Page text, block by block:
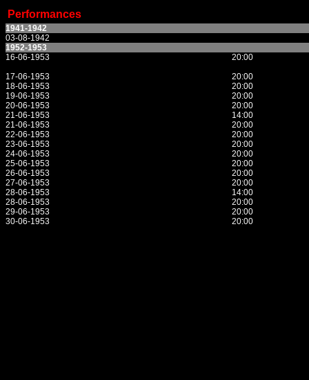
Performances
1941-1942
03-08-1942
1952-1953
16-06-1953
20:00
17-06-1953
20:00
18-06-1953
20:00
19-06-1953
20:00
20-06-1953
20:00
21-06-1953
14:00
21-06-1953
20:00
22-06-1953
20:00
23-06-1953
20:00
24-06-1953
20:00
25-06-1953
20:00
26-06-1953
20:00
27-06-1953
20:00
28-06-1953
14:00
28-06-1953
20:00
29-06-1953
20:00
30-06-1953
20:00